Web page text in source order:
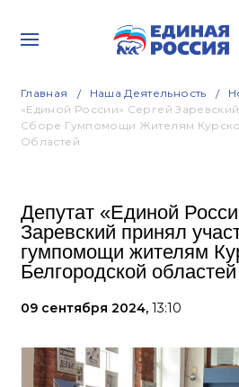
Главная Наша Деятельность
«Единой России» Сергей
Сборе Гумпомощи Жителям
Областей
Депутат «Единой
Заревский принял
гумпомощи жителям
Белгородской областей
09 сентября 2024, 13:10